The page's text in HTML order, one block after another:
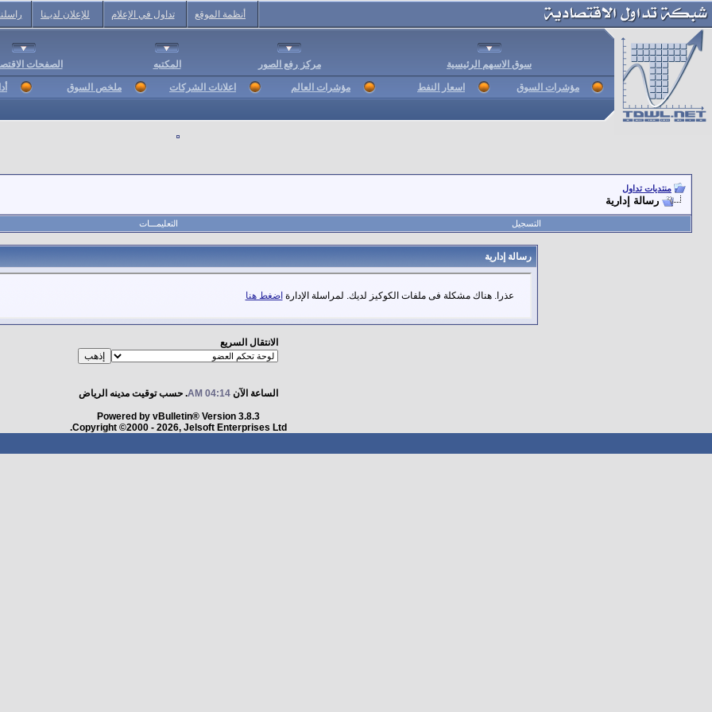
أنظمة الموقع تداول في الإعلام للإعلان لديـنا
سوق الاسهم الرئيسية مركز رفع الصور المكتبه الصفحات
مؤشرات السوق اسعار النفط مؤشرات العالم اعلانات الشركات ملخص السوق
منتديات تداول
رسالة إدارية
التسجيل التعليمـــات
رسالة إدارية
عذرا. هناك مشكلة فى ملفات الكوكيز لديك. لمراسلة الإدارة اضغط هنا
الانتقال السريع
الساعة الآن04:14 AM . حسب توقيت مدينه الرياض
Powered by vBulletin® Version 3.8.3
Copyright ©2000 - 2026, Jelsoft Enterprises Ltd.